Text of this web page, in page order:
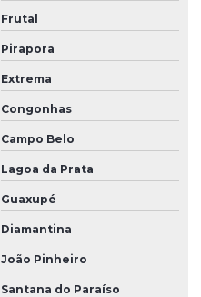
Frutal
Pirapora
Extrema
Congonhas
Campo Belo
Lagoa da Prata
Guaxupé
Diamantina
João Pinheiro
Santana do Paraíso